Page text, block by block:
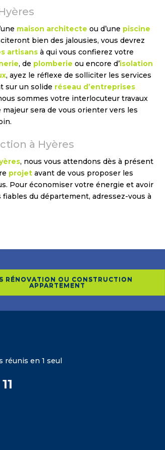
maison architecte ou d’une piscine
bien des jalousies, vous devrez
artisans à qui vous confierez votre
, de plomberie ou encore d’isolation
, ayez le réflexe de solliciter les services
sur un solide réseau d’entreprises
sommes votre interlocuteur travaux
sera de vous orienter vers les
à Hyères
, nous vous attendons dès à présent
projet avant de vous proposer les
Pour économiser votre énergie et avoir
fiables du département, adressez-vous à
RÉNOVATION OU CONSTRUCTION
APPARTEMENT
réunis en 1 seul